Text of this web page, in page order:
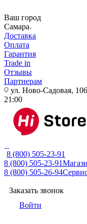
Ваш город
Самара
Доставка
Оплата
Гарантия
Trade in
Отзывы
Партнерам
ул. Ново-Садовая,
21:00
8 (800) 505-23-91
8 (800) 505-23-91
8 (800) 505-26-94
Заказать звонок
Войти